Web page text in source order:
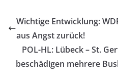
Wichtige Entwicklung:
aus Angst zurück!
POL-HL: Lübeck – St.
beschädigen mehrere